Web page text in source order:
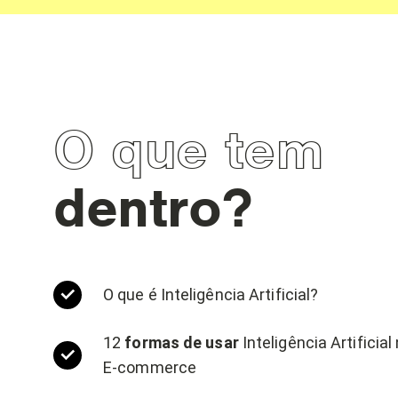
O que tem
dentro?
O que é Inteligência Artificial?
12 formas de usarInteligência Artificial
E-commerce